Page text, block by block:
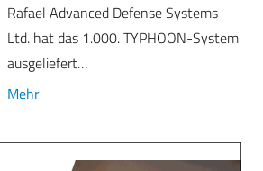
Rafael Advanced Defense Systems
Ltd. hat das 1.000. TYPHOON-System
ausgeliefert…
Mehr